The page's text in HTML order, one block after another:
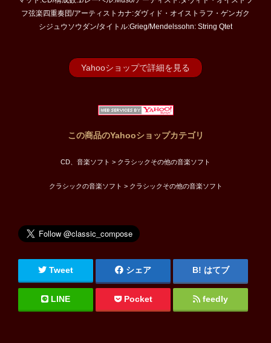
フ弦楽四重奏団/アーティストカナ:ダヴィド・オイストラフ・ゲンガク
シジュウソウダン/タイトル:Grieg/Mendelssohn: String Qtet
Yahooショップで詳細を見る
この商品のYahooショップカテゴリ
CD、音楽ソフト > クラシックその他の音楽ソフト
クラシックの音楽ソフト > クラシックその他の音楽ソフト
Tweet シェア はてブ
LINE Pocket feedly